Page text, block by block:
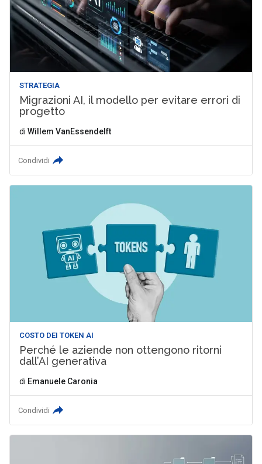
STRATEGIA
Migrazioni AI, il modello per evitare errori di
progetto
di Willem VanEssendelft
Condividi
COSTO DEI TOKEN AI
Perché le aziende non ottengono ritorni
dall’AI generativa
di Emanuele Caronia
Condividi